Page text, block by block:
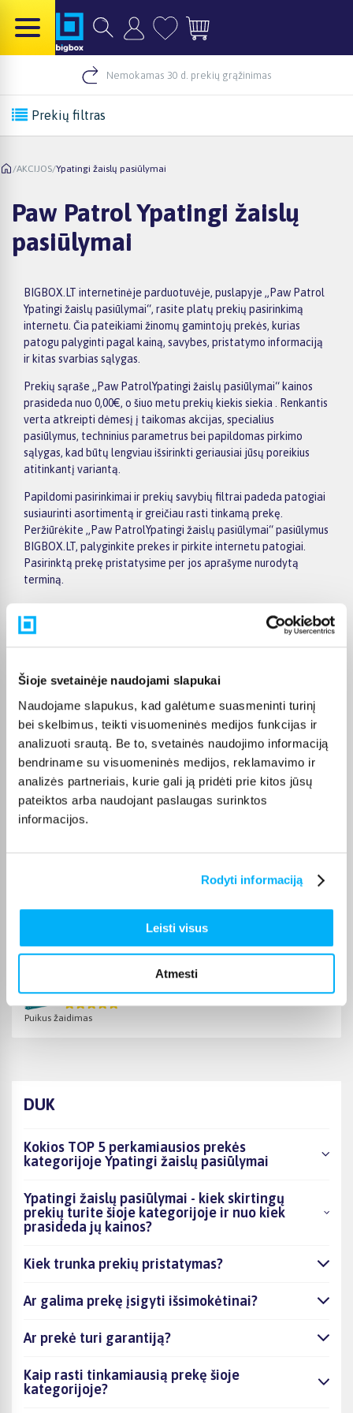
Šioje svetainėje naudojami slapukai
Naudojame slapukus, kad galėtume suasmeninti turinį
bei skelbimus, teikti visuomeninės medijos funkcijas ir
analizuoti srautą. Be to, svetainės naudojimo informaciją
bendriname su visuomeninės medijos, reklamavimo ir
analizės partneriais, kurie gali ją pridėti prie kitos jūsų
pateiktos arba naudojant paslaugas surinktos
informacijos.
Rodyti informaciją
Leisti visus
Atmesti
Nemokamas 30 d. prekių grąžinimas
Prekių filtras
/AKCIJOS/Ypatingi žaislų pasiūlymai
Paw Patrol Ypatingi žaislų
pasiūlymai
BIGBOX.LT internetinėje parduotuvėje, puslapyje „Paw Patrol
Ypatingi žaislų pasiūlymai“, rasite platų prekių pasirinkimą
internetu. Čia pateikiami žinomų gamintojų prekės, kurias
patogu palyginti pagal kainą, savybes, pristatymo informaciją
ir kitas svarbias sąlygas.
Prekių sąraše „Paw PatrolYpatingi žaislų pasiūlymai“ kainos
prasideda nuo 0,00€, o šiuo metu prekių kiekis siekia . Renkantis
verta atkreipti dėmesį į taikomas akcijas, specialius
pasiūlymus, techninius parametrus bei papildomas pirkimo
sąlygas, kad būtų lengviau išsirinkti geriausiai jūsų poreikius
atitinkantį variantą.
Papildomi pasirinkimai ir prekių savybių filtrai padeda patogiai
susiaurinti asortimentą ir greičiau rasti tinkamą prekę.
Peržiūrėkite „Paw PatrolYpatingi žaislų pasiūlymai“ pasiūlymus
BIGBOX.LT, palyginkite prekes ir pirkite internetu patogiai.
Pasirinktą prekę pristatysime per jos aprašyme nurodytą
terminą.
Pirkėjų atsiliepimai apie prekes
Renata B.
Patvirtintas pirkėjas
Užsakymas atėjo greitai. Viskas sklandžiai.
Jolita P.
Patvirtintas pirkėjas
Patvirtintas pirkėjas
Puikus žaidimas
DUK
Kokios TOP 5 perkamiausios prekės
kategorijoje Ypatingi žaislų pasiūlymai
Ypatingi žaislų pasiūlymai - kiek skirtingų
prekių turite šioje kategorijoje ir nuo kiek
prasideda jų kainos?
Kiek trunka prekių pristatymas?
Ar galima prekę įsigyti išsimokėtinai?
Ar prekė turi garantiją?
Kaip rasti tinkamiausią prekę šioje
kategorijoje?